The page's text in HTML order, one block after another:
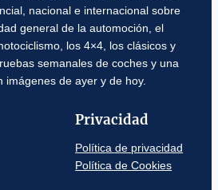
nacional e internacional sobre
general de la automoción, el
los 4×4, los clásicos y
semanales de coches y una
imágenes de ayer y de hoy.
Privacidad
Política de privacidad
Política de Cookies